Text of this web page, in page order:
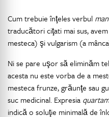
Cum trebuie înţeles verbul
traducători ciţati mai sus,
mesteca) şi vulgarism (a
Ni se pare uşor să eliminăm
acesta nu este vorba de a
mesteca frunze, grăunţe sau
suc medicinal. Expresia
indică o soluţie minimală de